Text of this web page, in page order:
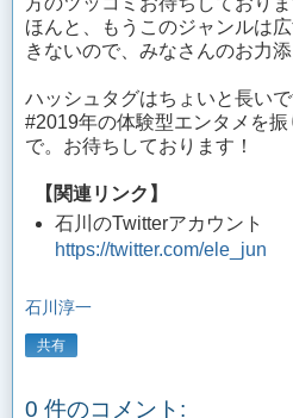
ほんと、もうこのジャンルは
きないので、みなさんのお力添
ハッシュタグはちょいと長い
#2019年の体験型エンタメを振
で。お待ちしております！
【関連リンク】
石川のTwitterアカウント
https://twitter.com/ele_jun
石川淳一
共有
0 件のコメント: